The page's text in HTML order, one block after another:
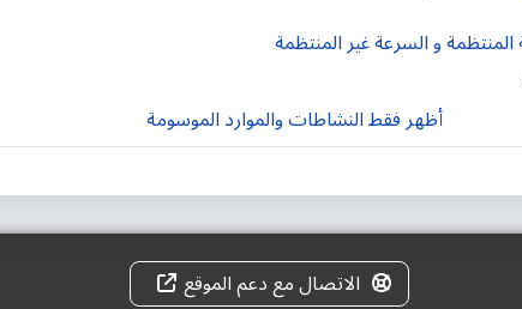
أظهر فقط النشاطات والموارد الموسومة
الاتصال مع دعم الموقع